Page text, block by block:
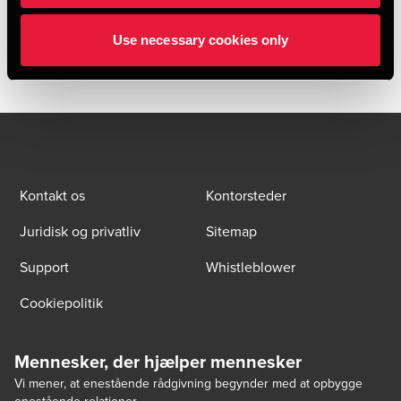
Use necessary cookies only
Kontakt os
Kontorsteder
Juridisk og privatliv
Sitemap
Support
Whistleblower
Cookiepolitik
Mennesker, der hjælper mennesker
Vi mener, at enestående rådgivning begynder med at opbygge